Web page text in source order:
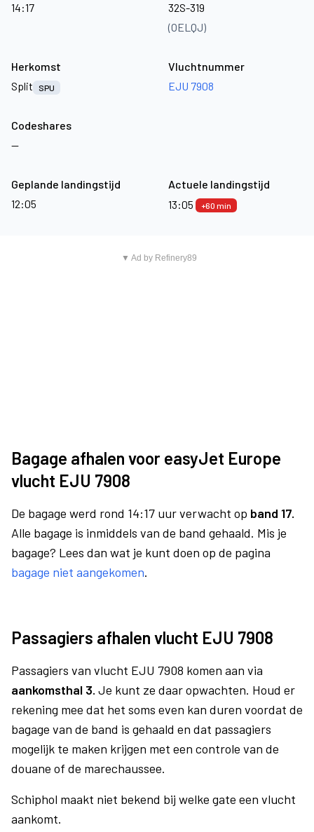
14:17
32S-319
(OELQJ)
Herkomst
Split
SPU
Vluchtnummer
EJU 7908
Codeshares
—
Geplande landingstijd
12:05
Actuele landingstijd
13:05
+60 min
▼ Ad by Refinery89
Bagage afhalen voor easyJet Europe
vlucht EJU 7908
De bagage werd rond 14:17 uur verwacht op band 17.
Alle bagage is inmiddels van de band gehaald. Mis je
bagage? Lees dan wat je kunt doen op de pagina
bagage niet aangekomen.
Passagiers afhalen vlucht EJU 7908
Passagiers van vlucht EJU 7908 komen aan via
aankomsthal 3. Je kunt ze daar opwachten. Houd er
rekening mee dat het soms even kan duren voordat de
bagage van de band is gehaald en dat passagiers
mogelijk te maken krijgen met een controle van de
douane of de marechaussee.
Schiphol maakt niet bekend bij welke gate een vlucht
aankomt.